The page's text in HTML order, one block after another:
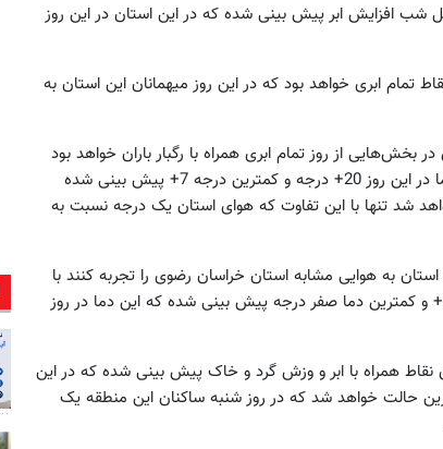
شب افزایش ابر پیش بینی شده که در این استان در این روز
تمام ابری خواهد بود که در این روز میهمانان این استان به
بخش‌هایی از روز تمام ابری همراه با رگبار باران خواهد بود
که در این روز در ارتفاعات استان برف باریده و بیشترین دما در این روز 20+ درجه و کمترین درجه 7+ پیش بینی شده
شد تنها با این تفاوت که هوای استان یک درجه نسبت به
به هوایی مشابه استان خراسان رضوی را تجربه کنند با
این تفاوت که در روز جمعه بیشترین دما در این استان 15+ و کمترین دما صفر درجه پیش بینی شده که این دما در روز
نقاط همراه با ابر و وزش گرد و خاک پیش بینی شده که در این
به 32+ در بیشترین حالت و 15+ در کمترین حالت خواهد شد که در روز شنبه ساکنان این منطقه یک